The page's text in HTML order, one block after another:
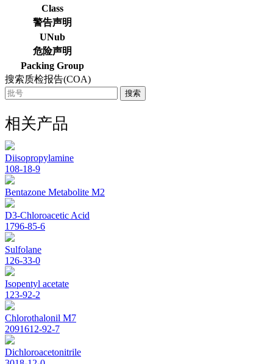
Class
警告声明
UNub
危险声明
Packing Group
搜索质检报告(COA)
搜索
相关产品
Diisopropylamine
108-18-9
Bentazone Metabolite M2
D3-Chloroacetic Acid
1796-85-6
Sulfolane
126-33-0
Isopentyl acetate
123-92-2
Chlorothalonil M7
2091612-92-7
Dichloroacetonitrile